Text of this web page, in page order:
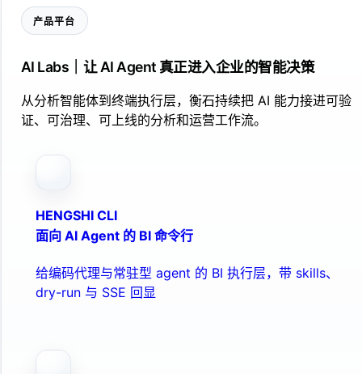
产品平台
AI Labs｜让 AI Agent 真正进入企业的智能决策
从分析智能体到终端执行层，衡石持续把 AI 能力接进可验
证、可治理、可上线的分析和运营工作流。
HENGSHI CLI
面向 AI Agent 的 BI 命令行
给编码代理与常驻型 agent 的 BI 执行层，带 skills、
dry-run 与 SSE 回显